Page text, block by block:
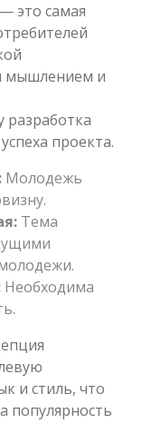
это самая
мышлением и
проекта.
Молодежь
Тема
Необходима
и стиль, что
популярность